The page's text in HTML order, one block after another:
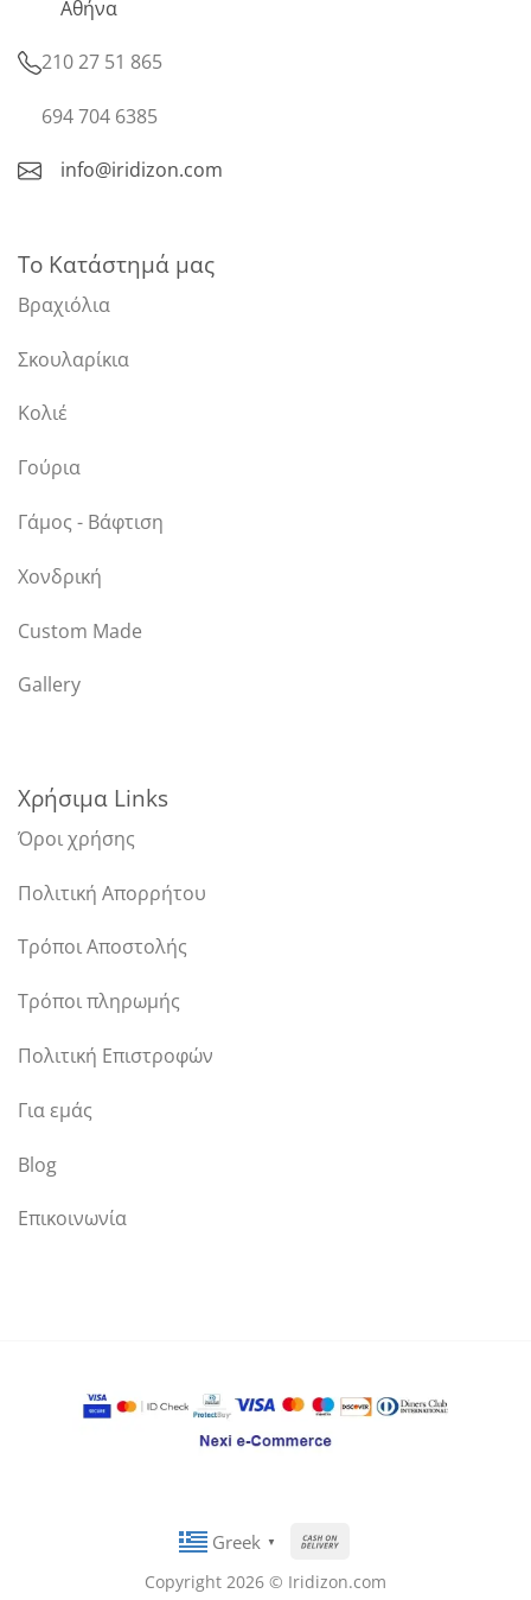
Αθήνα
210 27 51 865
694 704 6385
info@iridizon.com
Το Κατάστημά μας
Βραχιόλια
Σκουλαρίκια
Κολιέ
Γούρια
Γάμος - Βάφτιση
Χονδρική
Custom Made
Gallery
Χρήσιμα Links
Όροι χρήσης
Πολιτική Απορρήτου
Τρόποι Αποστολής
Τρόποι πληρωμής
Πολιτική Επιστροφών
Για εμάς
Blog
Επικοινωνία
Greek ▼
Delivery
Copyright 2026 © Iridizon.com